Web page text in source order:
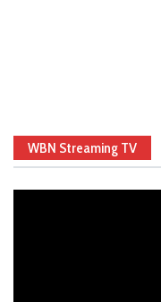
WBN Streaming TV